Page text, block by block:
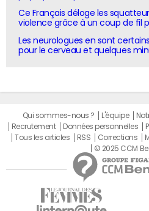
Ce Français déloge les
violence grâce à un coup de fil
Les neurologues en sont
pour le cerveau et quelques
Qui sommes-nous ? L'équipe
Recrutement
Données personnelles
Tous les articles
RSS Corrections
© 2025 CCM